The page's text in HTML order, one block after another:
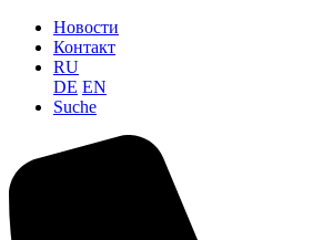
Новости
Контакт
RU
DE EN
Suche